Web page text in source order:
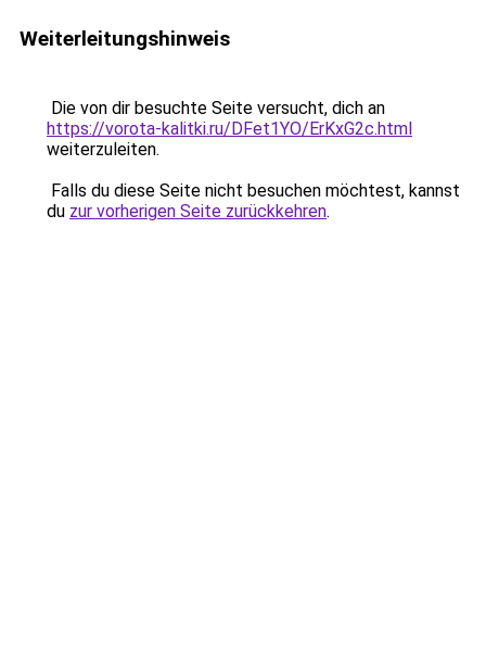
Weiterleitungshinweis
Die von dir besuchte Seite versucht, dich an
https://vorota-kalitki.ru/DFet1YO/ErKxG2c.html
weiterzuleiten.
Falls du diese Seite nicht besuchen möchtest, kannst
du zur vorherigen Seite zurückkehren.